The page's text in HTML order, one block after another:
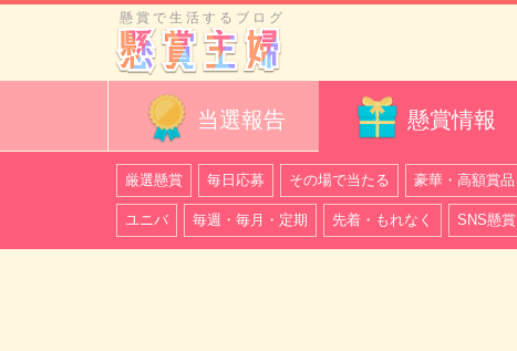
懸賞で生活するブログ
当選報告 懸賞情報
厳選懸賞 毎日応募 その場で当たる 豪華・高額賞品
ユニバ 毎週・毎月・定期 先着・もれなく SNS懸賞